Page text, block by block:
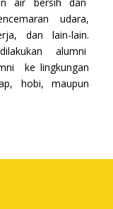
udara,
dan lain-lain.
alumni
ke lingkungan
hobi, maupun